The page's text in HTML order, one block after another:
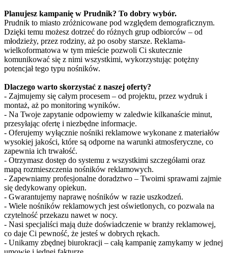
Planujesz kampanię w Prudnik? To dobry wybór.
Prudnik to miasto zróżnicowane pod względem demograficznym.
Dzięki temu możesz dotrzeć do różnych grup odbiorców – od
młodzieży, przez rodziny, aż po osoby starsze. Reklama-
wielkoformatowa w tym mieście pozwoli Ci skutecznie
komunikować się z nimi wszystkimi, wykorzystując potężny
potencjał tego typu nośników.
Dlaczego warto skorzystać z naszej oferty?
- Zajmujemy się całym procesem – od projektu, przez wydruk i
montaż, aż po monitoring wyników.
- Na Twoje zapytanie odpowiemy w zaledwie kilkanaście minut,
przesyłając ofertę i niezbędne informacje.
- Oferujemy wyłącznie nośniki reklamowe wykonane z materiałów
wysokiej jakości, które są odporne na warunki atmosferyczne, co
zapewnia ich trwałość.
- Otrzymasz dostęp do systemu z wszystkimi szczegółami oraz
mapą rozmieszczenia nośników reklamowych.
- Zapewniamy profesjonalne doradztwo – Twoimi sprawami zajmie
się dedykowany opiekun.
- Gwarantujemy naprawę nośników w razie uszkodzeń.
- Wiele nośników reklamowych jest oświetlonych, co pozwala na
czytelność przekazu nawet w nocy.
- Nasi specjaliści mają duże doświadczenie w branży reklamowej,
co daje Ci pewność, że jesteś w dobrych rękach.
- Unikamy zbędnej biurokracji – całą kampanię zamykamy w jednej